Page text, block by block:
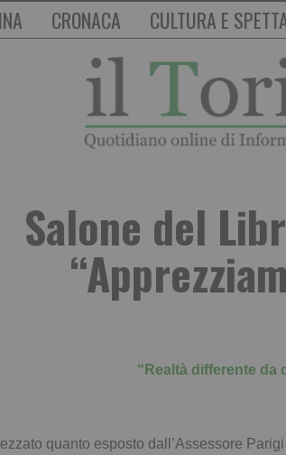
CRONACA CULTURA E
Salone del
“Realtà differente da
quanto esposto dall’Assessore